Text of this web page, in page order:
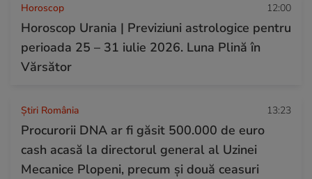
Horoscop 12:00
Horoscop Urania | Previziuni astrologice pentru
perioada 25 – 31 iulie 2026. Luna Plină în
Vărsător
Știri România 13:23
Procurorii DNA ar fi găsit 500.000 de euro
cash acasă la directorul general al Uzinei
Mecanice Plopeni, precum și două ceasuri